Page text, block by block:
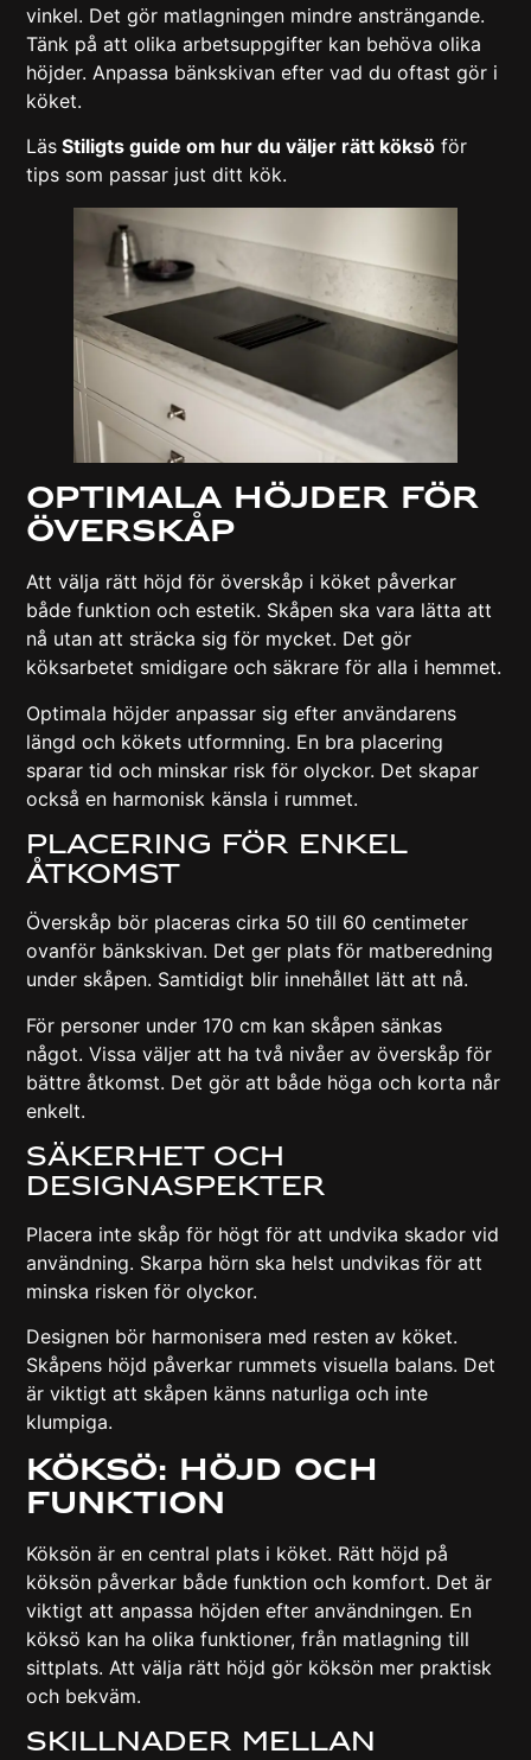
vinkel. Det gör matlagningen mindre ansträngande.
Tänk på att olika arbetsuppgifter kan behöva olika
höjder. Anpassa bänkskivan efter vad du oftast gör i
köket.
Läs Stiligts guide om hur du väljer rätt köksö för
tips som passar just ditt kök.
Optimala höjder för
överskåp
Att välja rätt höjd för överskåp i köket påverkar
både funktion och estetik. Skåpen ska vara lätta att
nå utan att sträcka sig för mycket. Det gör
köksarbetet smidigare och säkrare för alla i hemmet.
Optimala höjder anpassar sig efter användarens
längd och kökets utformning. En bra placering
sparar tid och minskar risk för olyckor. Det skapar
också en harmonisk känsla i rummet.
Placering för enkel
åtkomst
Överskåp bör placeras cirka 50 till 60 centimeter
ovanför bänkskivan. Det ger plats för matberedning
under skåpen. Samtidigt blir innehållet lätt att nå.
För personer under 170 cm kan skåpen sänkas
något. Vissa väljer att ha två nivåer av överskåp för
bättre åtkomst. Det gör att både höga och korta når
enkelt.
Säkerhet och
designaspekter
Placera inte skåp för högt för att undvika skador vid
användning. Skarpa hörn ska helst undvikas för att
minska risken för olyckor.
Designen bör harmonisera med resten av köket.
Skåpens höjd påverkar rummets visuella balans. Det
är viktigt att skåpen känns naturliga och inte
klumpiga.
Köksö: Höjd och
funktion
Köksön är en central plats i köket. Rätt höjd på
köksön påverkar både funktion och komfort. Det är
viktigt att anpassa höjden efter användningen. En
köksö kan ha olika funktioner, från matlagning till
sittplats. Att välja rätt höjd gör köksön mer praktisk
och bekväm.
Skillnader mellan